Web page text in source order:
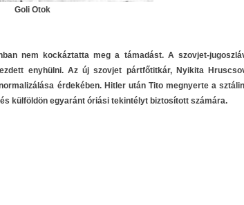
Goli Otok
nem kockáztatta meg a támadást. A szovjet-
enyhülni. Az új szovjet pártfőtitkár, Nyikita
érdekében. Hitler után Tito megnyerte a
külföldön egyaránt óriási tekintélyt biztosított számára.